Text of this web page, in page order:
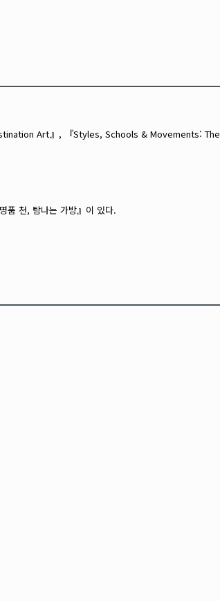
Art』, 『Styles, Schools & Movements: The
품 천, 탐나는 가방』이 있다.